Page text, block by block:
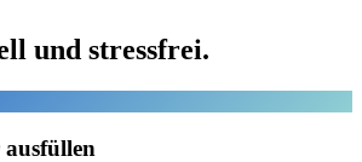
und stressfrei.